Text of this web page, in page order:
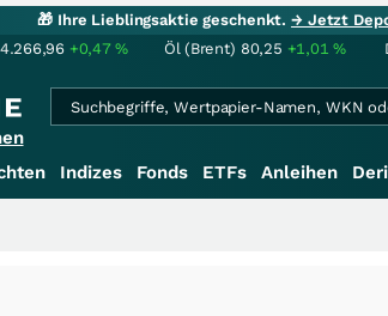
🎁 Ihre Lieblingsaktie geschenkt.→ Jetzt
4.266,96 +0,47% Öl (Brent) 80,25 +1,01%
Indizes Fonds ETFs Anleihen